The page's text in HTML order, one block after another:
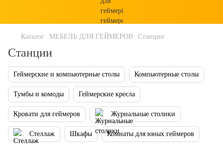
Каталог МЕБЕЛЬ ДЛЯ ГЕЙМЕРОВ Станции
Станции
Геймерские и компьютерные столы Компьютерные столы
Тумбы и комоды Геймерские кресла
Кровати для геймеров Журнальные столики
Стеллаж Шкафы Комнаты для юных геймеров